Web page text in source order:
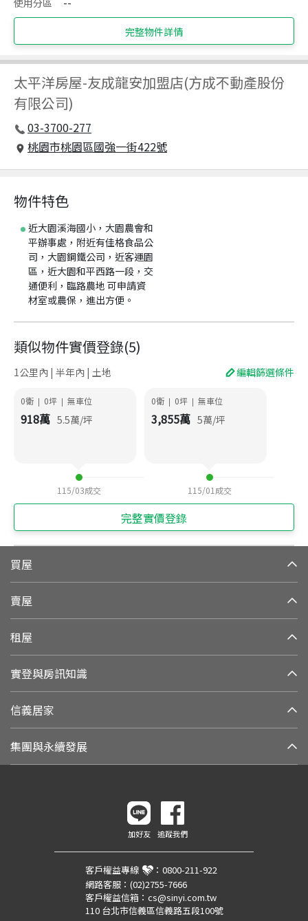
使用分區
--
完整物件詳情
太平洋房屋-友成龍安加盟店(方成不動產股份
有限公司)
03-3700-277
桃園市桃園區國強一街422號
物件特色
近大園溪海國小，大園農會和
平辦事處，附近有佳格食品公
司，大園鋼鐵公司，近客運園
區，近大園和平西路一段，交
通便利，臨路農地 可申請資
材室或農保，進出方便。
類似物件實價登錄(5)
1公里內 | 半年內 | 土地 編輯篩選條件
0衛 | 0坪 | 無車位
918萬 5.5萬/坪
115/03成交
0衛 | 0坪 | 無車位
3,855萬 5萬/坪
115/01 成交
完整實價登錄
買屋
賣屋
租屋
實登與房訊知識
信義居家
集團與永續發展
加好友 追蹤我們
客戶權益專線 ： 0800-211-922
網路客服： (02)2755-7666
客戶權益信箱： cs@sinyi.com.tw
110 台北市信義區信義路五段100號